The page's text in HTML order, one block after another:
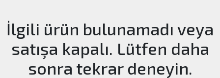
İlgili ürün bulunamadı veya
satışa kapalı. Lütfen daha
sonra tekrar deneyin.